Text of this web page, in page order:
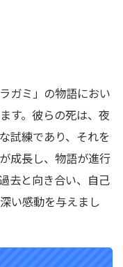
ガミ」の物語におい
す。彼らの死は、夜
試練であり、それを
成長し、物語が進行
去と向き合い、自己
い感動を与えまし